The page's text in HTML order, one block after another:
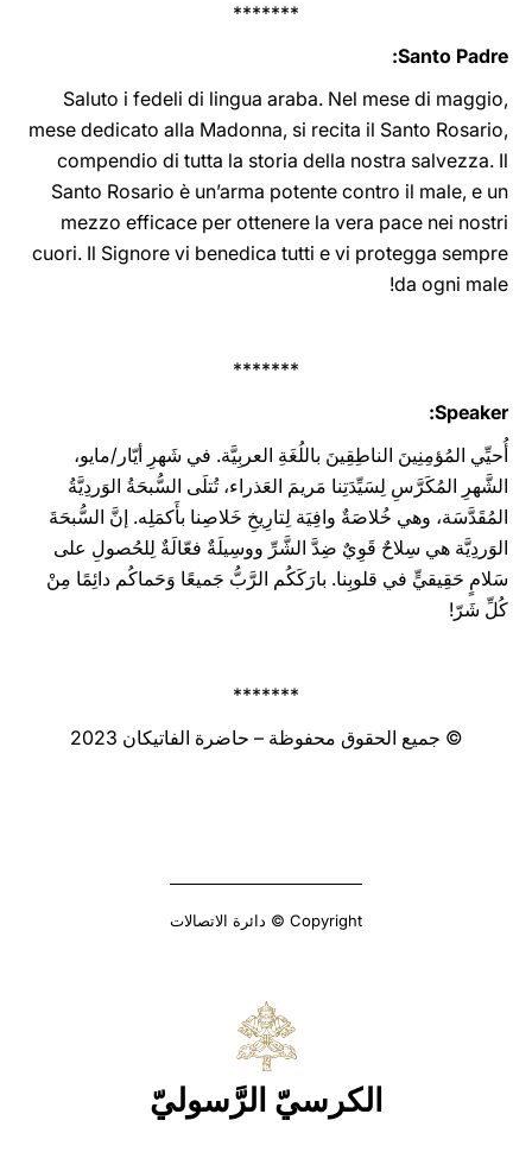
*******
Santo Padre:
Saluto i fedeli di lingua araba. Nel mese di maggio,
mese dedicato alla Madonna, si recita il Santo Rosario,
compendio di tutta la storia della nostra salvezza. Il
Santo Rosario è un’arma potente contro il male, e un
mezzo efficace per ottenere la vera pace nei nostri
cuori. Il Signore vi benedica tutti e vi protegga ‎sempre
da ogni male‎‎‎‏!
*******
Speaker:
أُحيِّي المُؤمِنِينَ الناطِقِينَ باللُغَةِ العربِيَّة. في شَهرِ أيّار/مايو،
الشَّهرِ المُكَرَّسِ لِسَيِّدَتِنا مَريمَ العَذراء، تُتلَى السُّبحَةُ الوَردِيَّةُ
المُقَدَّسَة، وهي خُلاصَةٌ وافِيَة لِتارِيخِ خَلاصِنا بأَكمَلِه. إنَّ السُّبحَةَ
الوَردِيَّة هي سِلاحٌ قَوِيٌ ضِدَّ الشَّرِّ ووسِيلَةٌ فعّالَةٌ لِلحُصولِ على
سَلامٍ حَقِيقيٍّ في قلوبِنا. بارَكَكُم الرَّبُّ جَميعًا وَحَماكُم دائِمًا مِنْ
كُلِّ شَرّ!
*******
© جميع الحقوق محفوظة – حاضرة الفاتيكان 2023
Copyright © دائرة الاتصالات
الكرسيّ الرَّسوليّ